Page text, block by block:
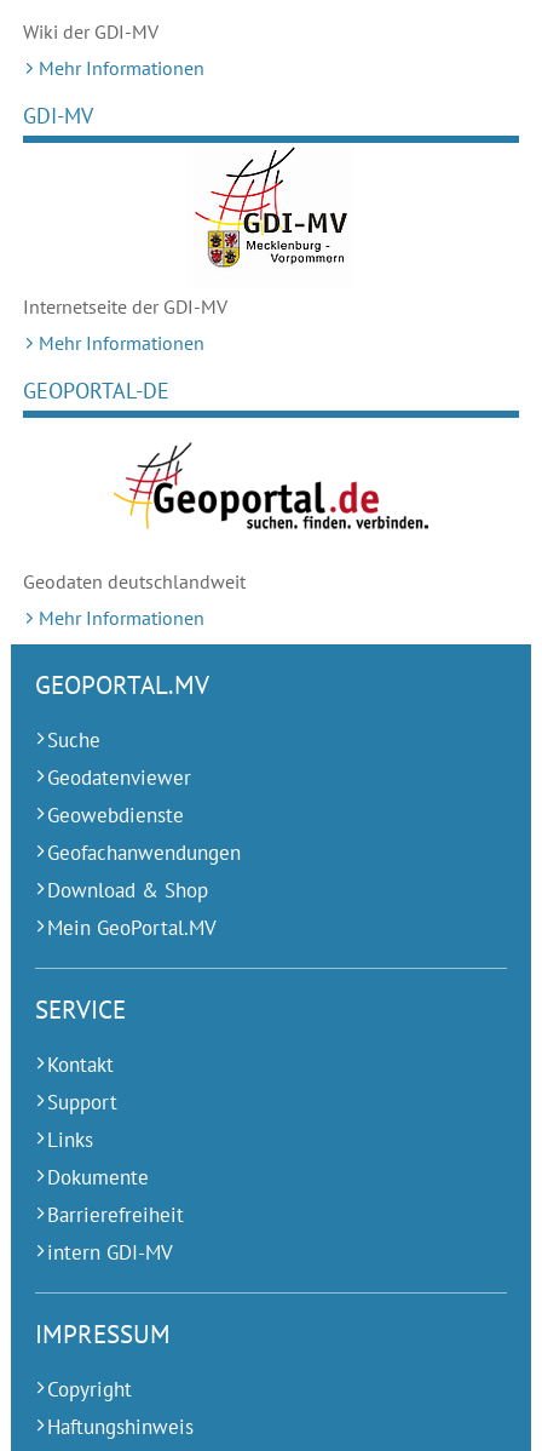
Wiki der GDI-MV
Mehr Informationen
GDI-MV
Internetseite der GDI-MV
Mehr Informationen
GEOPORTAL-DE
Geodaten deutschlandweit
Mehr Informationen
GEOPORTAL.MV
Suche
Geodatenviewer
Geowebdienste
Geofachanwendungen
Download & Shop
Mein GeoPortal.MV
SERVICE
Kontakt
Support
Links
Dokumente
Barrierefreiheit
intern GDI-MV
IMPRESSUM
Copyright
Haftungshinweis